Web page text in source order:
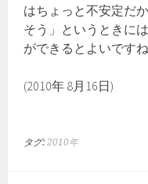
はちょっと不安定だ
そう」というときに
ができるとよいですね
(2010年 8月16日)
タグ:2010年